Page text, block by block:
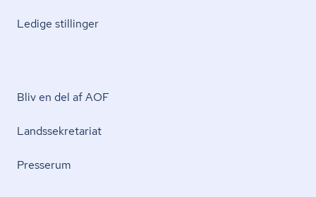
Ledige stillinger
Bliv en del af AOF
Lands­se­kre­ta­ri­at
Presserum